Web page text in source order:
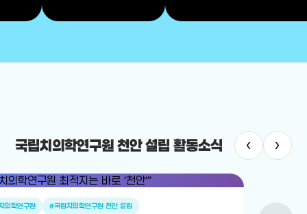
국립치의학연구원 천안 설립 활동소식 ‹ ›
의학연구원 #국립치의학연구원 천안 설립